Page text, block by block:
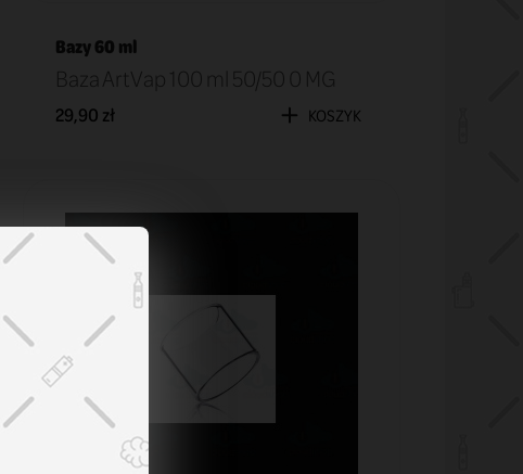
Bazy 60 ml
Baza ArtVap 100 ml 50/50 0 MG
29,90 zł KOSZYK